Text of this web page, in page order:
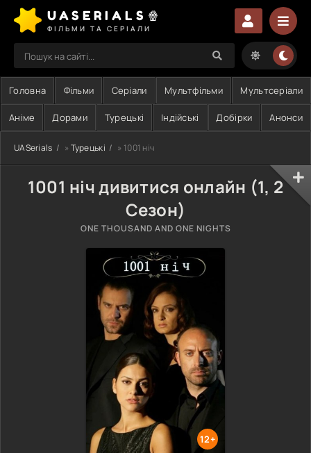
UASERIALS🍿
ФІЛЬМИ ТА СЕРІАЛИ
Головна Фільми Серіали Мультфільми Мультсеріали
Аніме Дорами Турецькі Індійські Добірки Анонси
UASerials » Турецькі » 1001 ніч
1001 ніч дивитися онлайн (1, 2
Сезон)
ONE THOUSAND AND ONE NIGHTS
12+